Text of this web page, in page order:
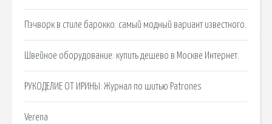
Пэчворк в стиле барокко: самый модный вариант известного.
Швейное оборудование: купить дешево в Москве Интернет.
РУКОДЕЛИЕ ОТ ИРИНЫ: Журнал по шитью Patrones
Verena